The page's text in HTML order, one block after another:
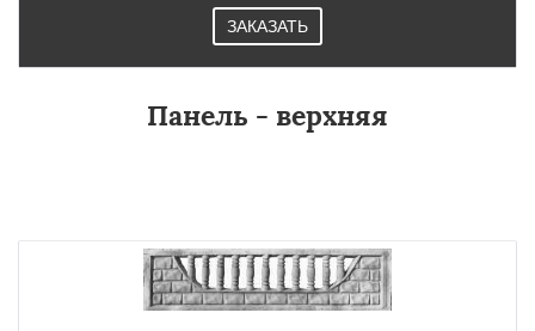
ЗАКАЗАТЬ
Панель - верхняя